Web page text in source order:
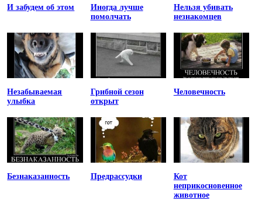
И забудем об этом
Иногда лучше
помолчать
Нельзя убивать
незнакомцев
Незабываемая
улыбка
Грибной сезон
открыт
Человечность
Безнаказанность Предрассудки
Кот
неприкосновенное
животное